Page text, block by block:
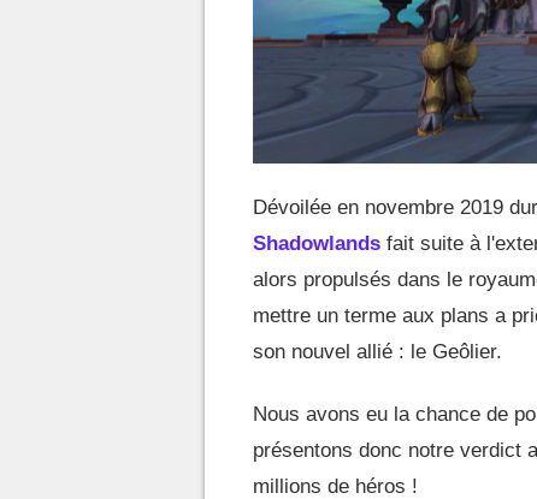
Dévoilée en novembre 2019
Shadowlands fait suite à
alors propulsés dans le
mettre un terme aux plans a
son nouvel allié : le Geôlier.
Nous avons eu la chance de
présentons donc notre verdict
millions de héros !